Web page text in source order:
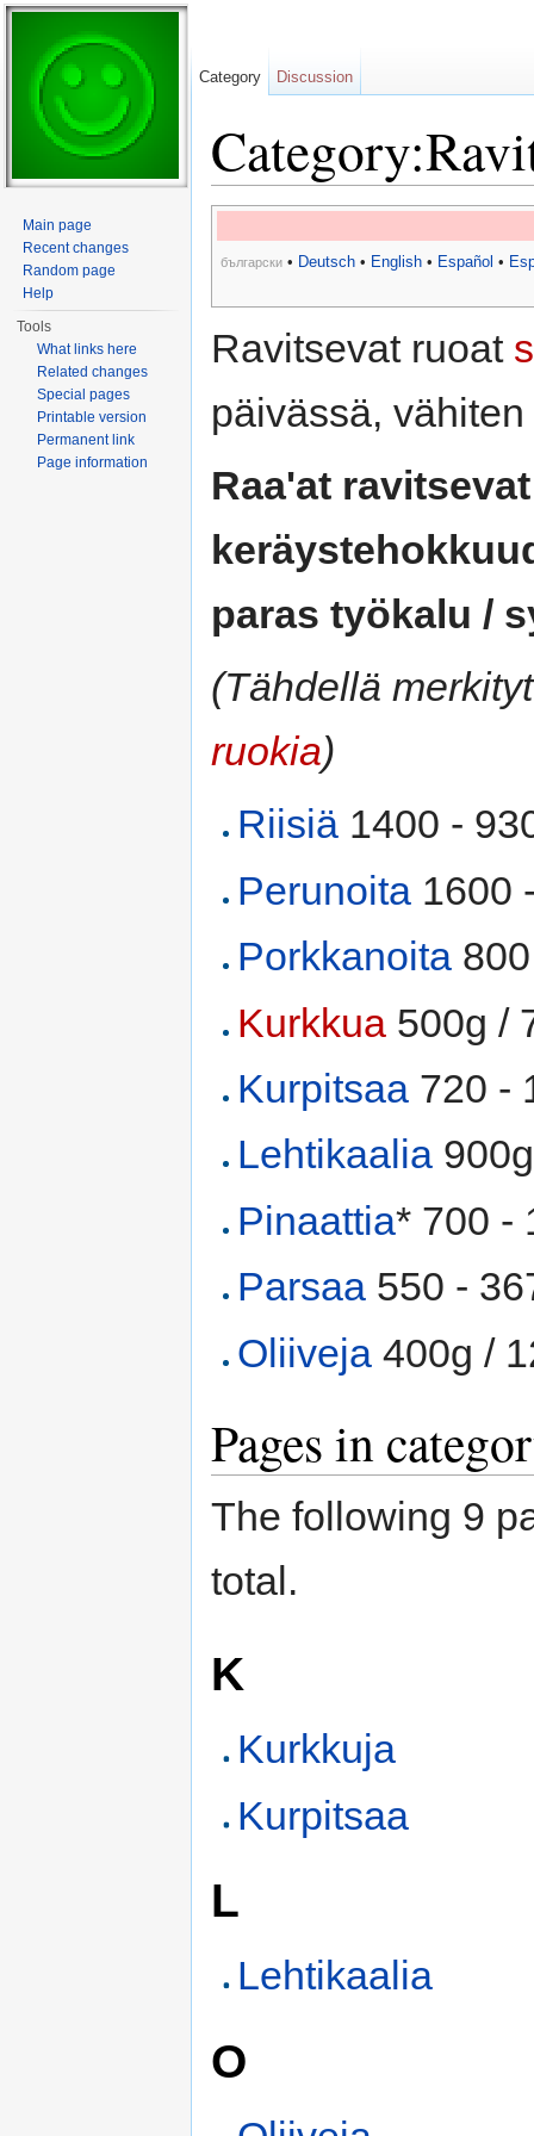
български• Deutsch• English• Español •
Ravitsevat ruoat
päivässä,
Raa'at
paras työkalu /
(Tähdellä
ruokia)
Riisiä 1400 -
Perunoita 1600
Porkkanoita
Kurkkua 500g /
Kurpitsaa 720 -
Lehtikaalia
Pinaattia* 700 -
Parsaa 550 -
Oliiveja 400g /
Pages in
The following 9
total.
K
Kurkkuja
Kurpitsaa
L
Lehtikaalia
O
Category Discussion
Main page
Recent changes
Random page
Help
Tools
What links here
Related changes
Special pages
Printable version
Permanent link
Page information